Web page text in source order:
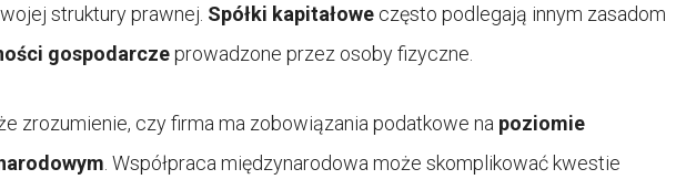
struktury prawnej. Spółki kapitałowe często podlegają innym zasadom
gospodarczeprowadzone przez osoby fizyczne.
zrozumienie, czy firma ma zobowiązania podatkowe na poziomie
. Współpraca międzynarodowa może skomplikować kwestie